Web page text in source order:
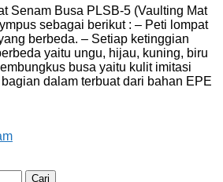
Senam Busa PLSB-5 (Vaulting Mat
sebagai berikut : – Peti lompat
berbeda. – Setiap ketinggian
yaitu ungu, hijau, kuning, biru
busa yaitu kulit imitasi
dalam terbuat dari bahan EPE